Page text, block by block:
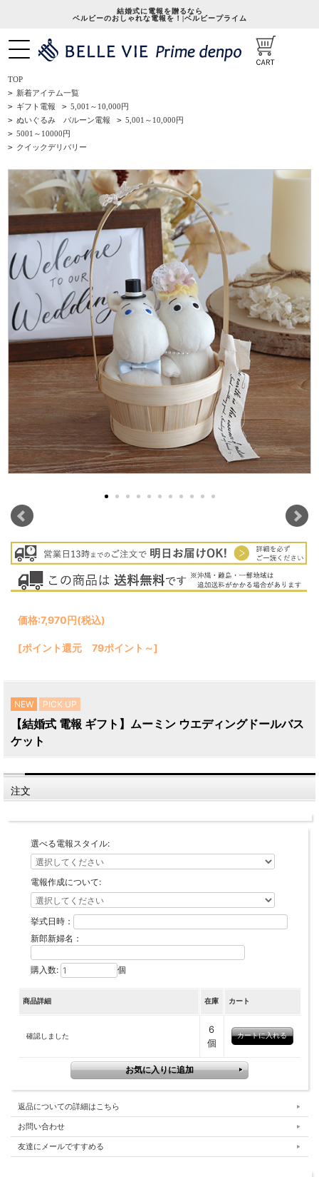
結婚式に電報を贈るなら
ベルビーのおしゃれな電報を！|ベルビープライム
TOP
> 新着アイテム一覧
> ギフト電報 > 5,001～10,000円
> ぬいぐるみ バルーン電報 > 5,001～10,000円
> 5001～10000円
> クイックデリバリー
価格:7,970円(税込)
[ポイント還元 79ポイント～]
NEW PICK UP
【結婚式 電報 ギフト】ムーミン ウエディングドールバス
ケット
注文
選べる電報スタイル:
電報作成について:
挙式日時：
新郎新婦名：
購入数: 個
商品詳細 在庫 カート
確認しました
6
個
返品についての詳細はこちら
お問い合わせ
友達にメールですすめる